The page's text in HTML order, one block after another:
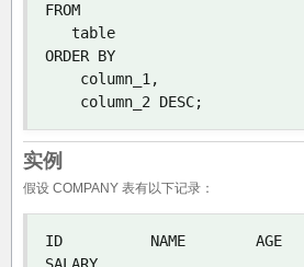
FROM
ORDER BY
    column_1
,
    column_2 DESC
;
实例
假设 COMPANY 表有以下记录：
ID          NAME        AGE